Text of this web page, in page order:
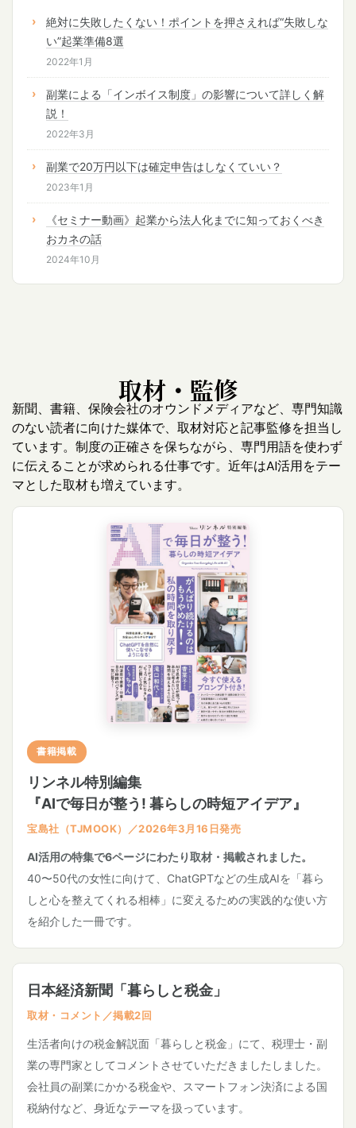
絶対に失敗したくない！ポイントを押さえれば“失敗しな
い”起業準備8選
2022年1月
副業による「インボイス制度」の影響について詳しく解
説！
2022年3月
副業で20万円以下は確定申告はしなくていい？
2023年1月
《セミナー動画》起業から法人化までに知っておくべき
おカネの話
2024年10月
取材・監修
新聞、書籍、保険会社のオウンドメディアなど、専門知識
のない読者に向けた媒体で、取材対応と記事監修を担当し
ています。制度の正確さを保ちながら、専門用語を使わず
に伝えることが求められる仕事です。近年はAI活用をテー
マとした取材も増えています。
書籍掲載
リンネル特別編集
『AIで毎日が整う! 暮らしの時短アイデア』
宝島社（TJMOOK）／2026年3月16日発売
AI活用の特集で6ページにわたり取材・掲載されました。
40〜50代の女性に向けて、ChatGPTなどの生成AIを「暮ら
しと心を整えてくれる相棒」に変えるための実践的な使い方
を紹介した一冊です。
日本経済新聞「暮らしと税金」
取材・コメント／掲載2回
生活者向けの税金解説面「暮らしと税金」にて、税理士・副
業の専門家としてコメントさせていただきましたしました。
会社員の副業にかかる税金や、スマートフォン決済による国
税納付など、身近なテーマを扱っています。